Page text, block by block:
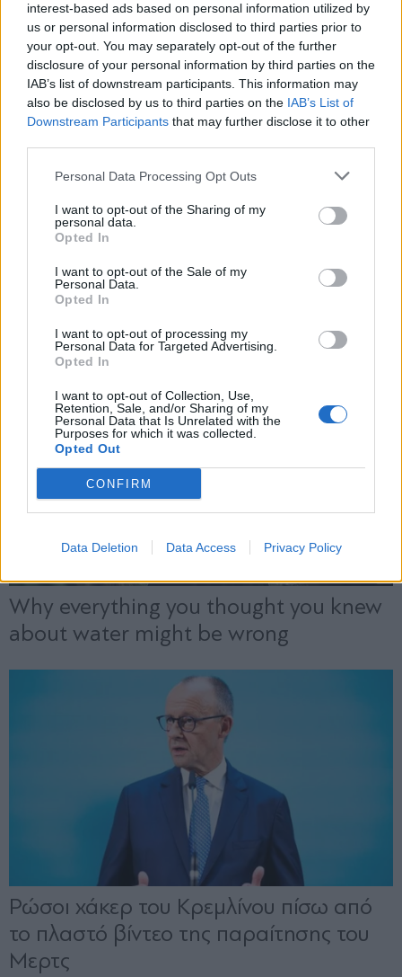
interest-based ads based on personal information utilized by
us or personal information disclosed to third parties prior to
your opt-out. You may separately opt-out of the further
disclosure of your personal information by third parties on the
IAB’s list of downstream participants. This information may
also be disclosed by us to third parties on the IAB’s List of
Downstream Participants that may further disclose it to other
Personal Data Processing Opt Outs
I want to opt-out of the Sharing of my
personal data.
Opted In
I want to opt-out of the Sale of my
Personal Data.
Opted In
I want to opt-out of processing my
Personal Data for Targeted Advertising.
Opted In
I want to opt-out of Collection, Use,
Retention, Sale, and/or Sharing of my
Personal Data that Is Unrelated with the
Purposes for which it was collected.
Opted Out
CONFIRM
Data Deletion Data Access Privacy Policy
Εγγραφή στο newsletter
Αποδέχομαι τους
και την πολιτική απορρήτου
X